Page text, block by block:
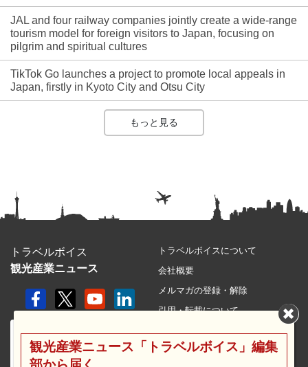
JAL and four railway companies jointly create a wide-range
tourism model for foreign visitors to Japan, focusing on
pilgrim and spiritual cultures
TikTok Go launches a project to promote local appeals in
Japan, firstly in Kyoto City and Otsu City
もっと見る
トラベルボイス
観光産業ニュース
トラベルボイスについて
会社概要
メルマガの登録・解除
引用・転載について
利用規約
観光産業ニュース「トラベルボイス」編集